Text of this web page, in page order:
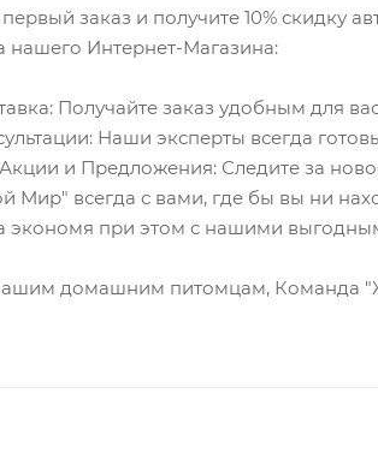
заказ и получите 10% скидку
нашего Интернет-Магазина:
Получайте заказ удобным для
Наши эксперты всегда
и Предложения: Следите за
Мир" всегда с вами, где бы вы ни
экономя при этом с нашими
домашним питомцам, Команда